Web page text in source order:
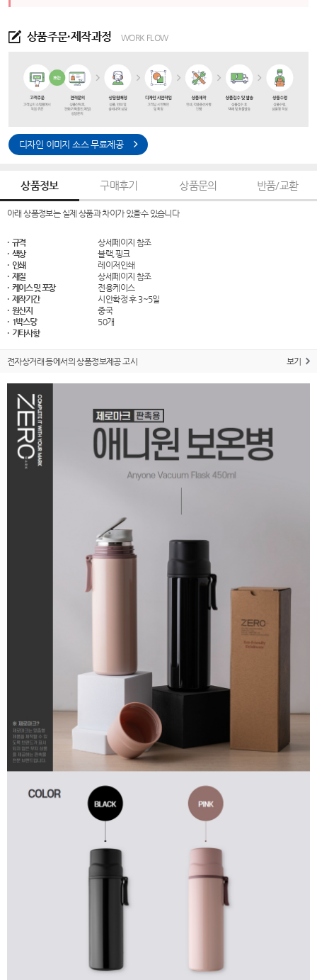
상품주문·제작과정 WORK FLOW
디자인 이미지 소스 무료제공
상품정보 구매후기 상품문의 반품/교환
아래 상품정보는 실제 상품과 차이가 있을수 있습니다
· 규격
상세페이지 참조
· 색상
블랙,핑크
· 인쇄
레이저인쇄
· 재질
상세페이지 참조
· 케이스 및 포장
전용케이스
· 제작기간
시안확정 후 3~5일
· 원산지
중국
· 1박스당
50개
· 기타사항
전자상거래 등에서의 상품정보제공 고시 보기